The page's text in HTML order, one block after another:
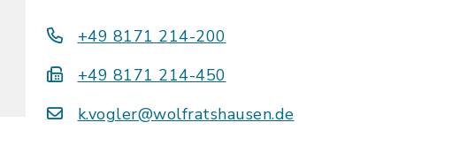
+49 8171 214-200
+49 8171 214-450
k.vogler@wolfratshausen.de